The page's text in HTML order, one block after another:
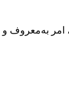
به‌معروف